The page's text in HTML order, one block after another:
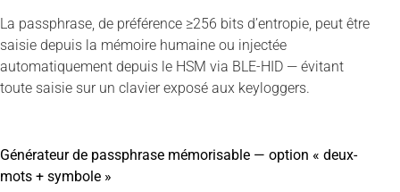
La passphrase, de préférence ≥256 bits d’entropie, peut être
saisie depuis la mémoire humaine ou injectée
automatiquement depuis le HSM via BLE-HID — évitant
toute saisie sur un clavier exposé aux keyloggers.
Générateur de passphrase mémorisable — option « deux-
mots + symbole »